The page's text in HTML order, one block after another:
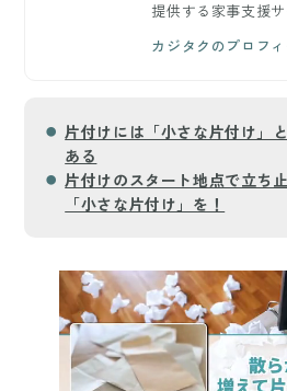
提供する家事支援
カジタクのプロフ
片付けには「小さな片付け」
ある
片付けのスタート地点で立ち
「小さな片付け」を！